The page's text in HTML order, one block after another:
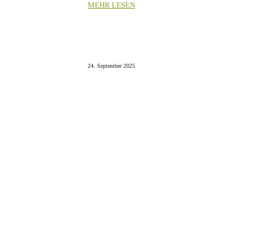
MEHR LESEN
24. September 2025